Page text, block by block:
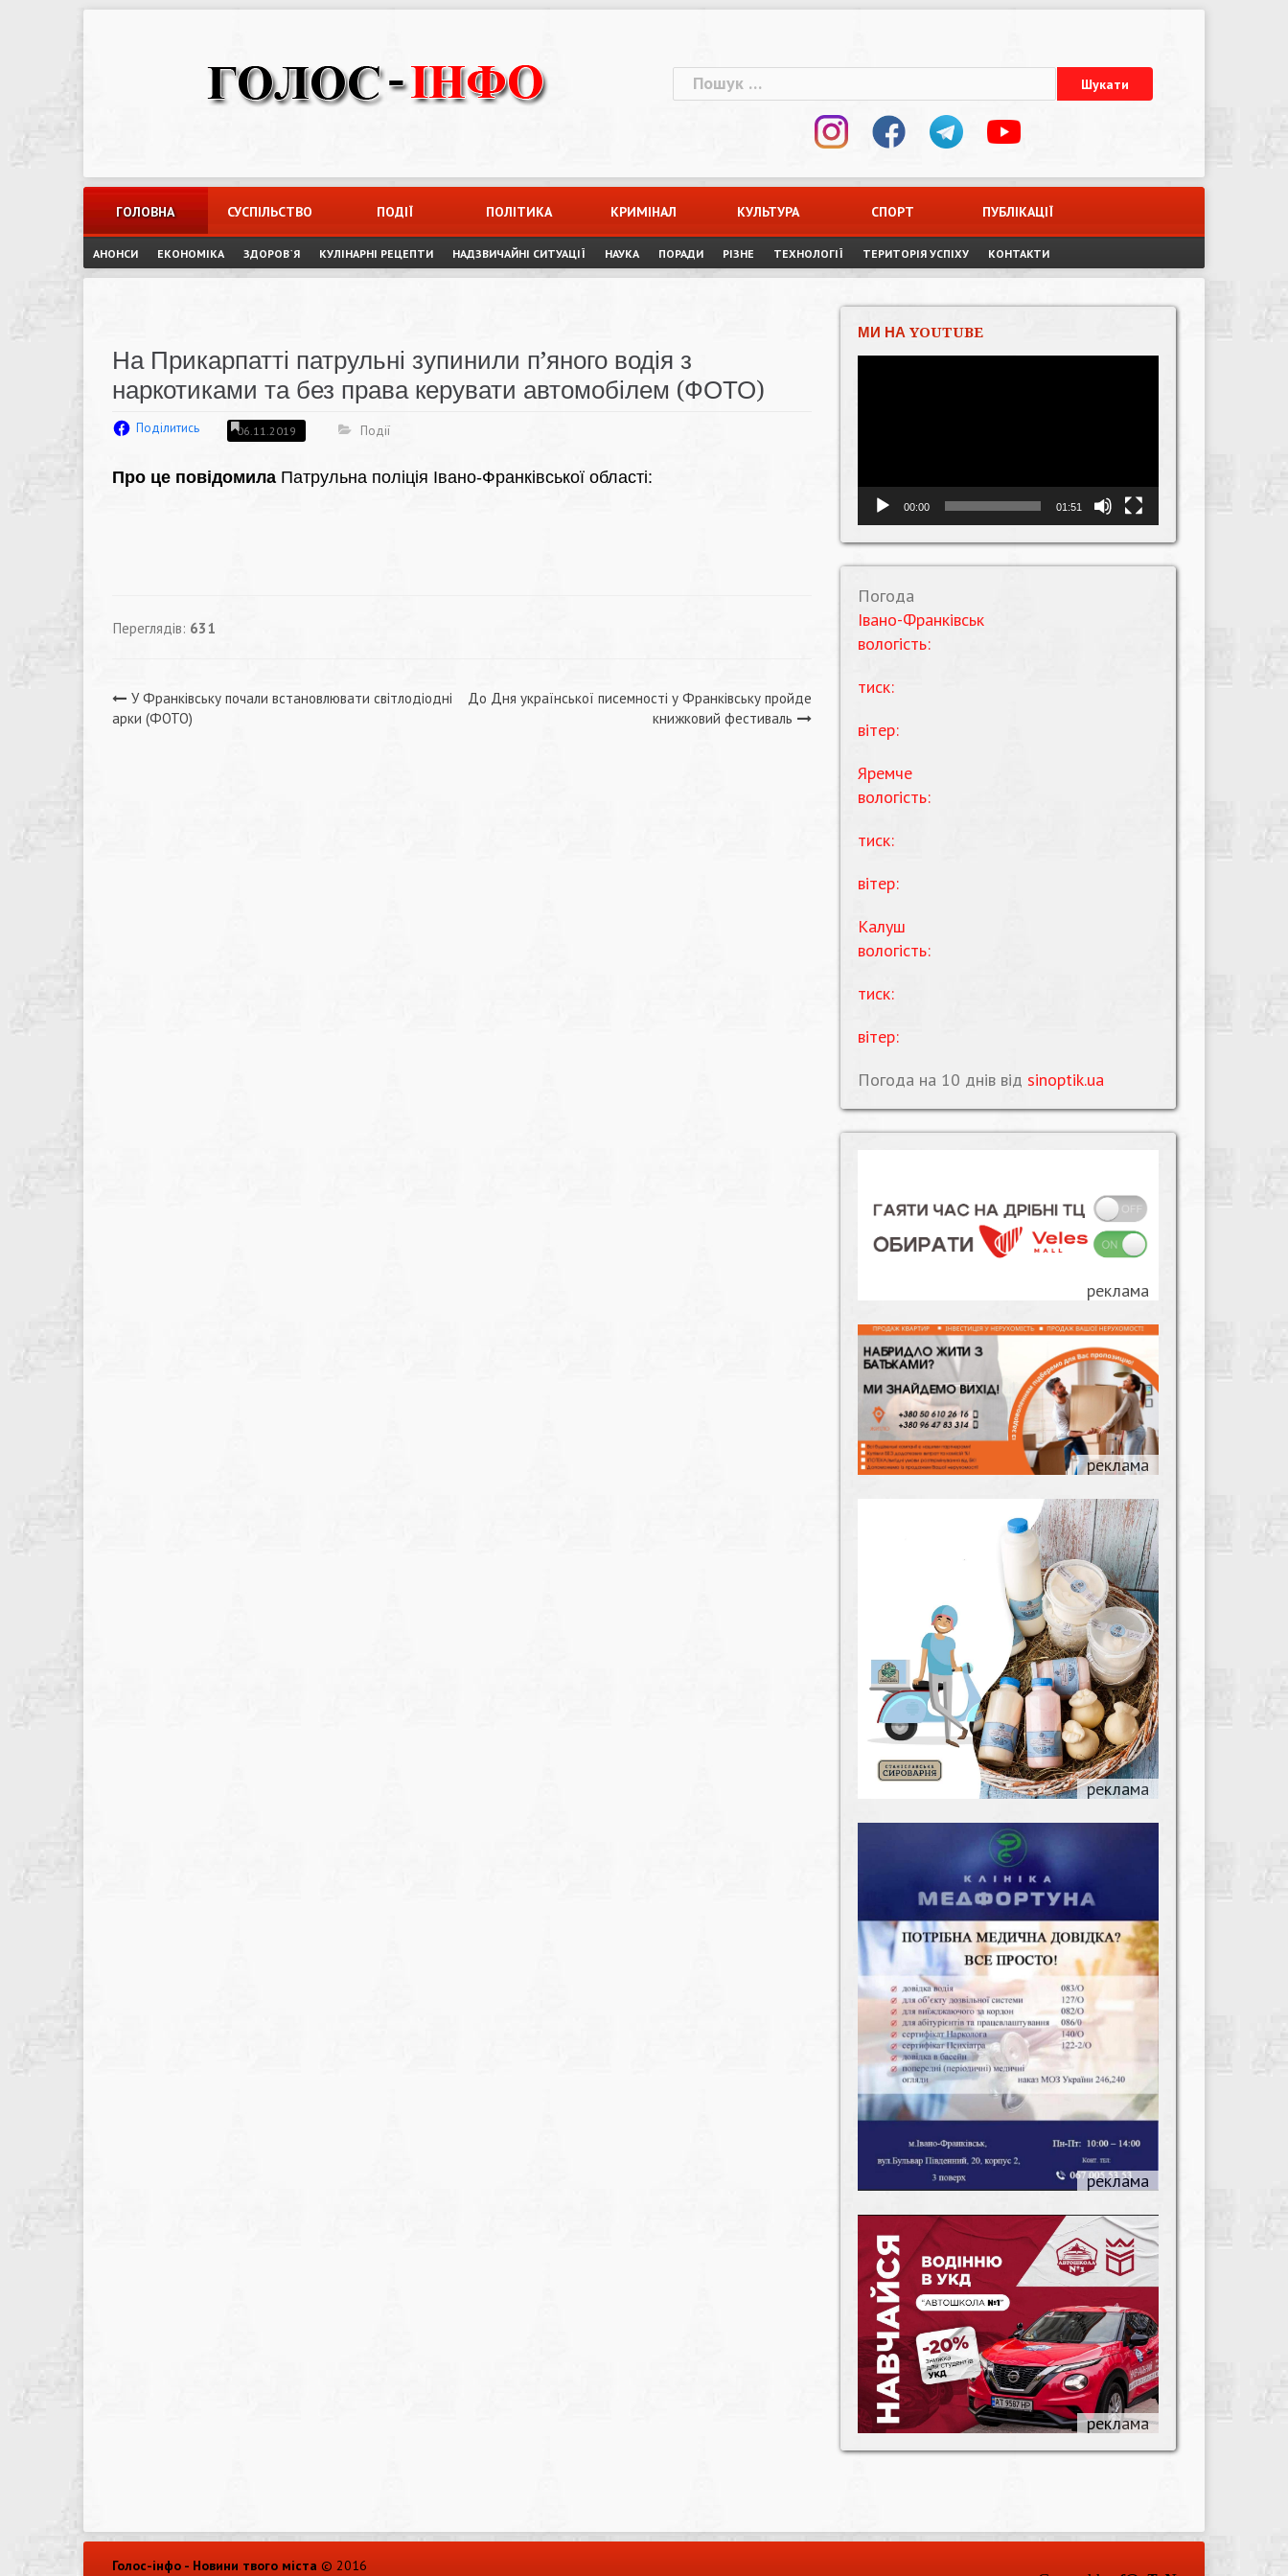
Пошук:
ГОЛОВНА СУСПІЛЬСТВО ПОДІЇ ПОЛІТИКА КРИМІНАЛ КУЛЬТУРА СПОРТ ПУБЛІКАЦІЇ
АНОНСИ ЕКОНОМІКА ЗДОРОВ`Я КУЛІНАРНІ РЕЦЕПТИ НАДЗВИЧАЙНІ СИТУАЦІЇ НАУКА ПОРАДИ РІЗНЕ ТЕХНОЛОГІЇ ТЕРИТОРІЯ УСПІХУ КОНТАКТИ
На Прикарпатті патрульні зупинили п’яного водія з
наркотиками та без права керувати автомобілем (ФОТО)
Поділитись 06.11.2019 Події
Про це повідомила Патрульна поліція Івано-Франківської області:
Переглядів: 631
Навігація
У Франківську почали встановлювати світлодіодні
арки (ФОТО)
До Дня української писемності у Франківську пройде
книжковий фестиваль
МИ НА YOUTUBE
00:00 01:51
Погода
Івано-Франківськ
вологість:
тиск:
вітер:
Яремче
вологість:
тиск:
вітер:
Калуш
вологість:
тиск:
вітер:
Погода на 10 днів від sinoptik.ua
Голос-інфо - Новини твого міста © 2016